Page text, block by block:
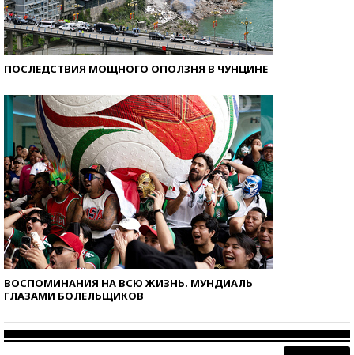
ПОСЛЕДСТВИЯ МОЩНОГО ОПОЛЗНЯ В ЧУНЦИНЕ
ВОСПОМИНАНИЯ НА ВСЮ ЖИЗНЬ. МУНДИАЛЬ
ГЛАЗАМИ БОЛЕЛЬЩИКОВ